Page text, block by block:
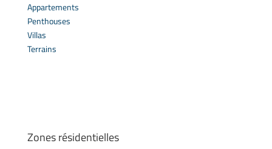
Appartements
Penthouses
Villas
Terrains
Zones résidentielles